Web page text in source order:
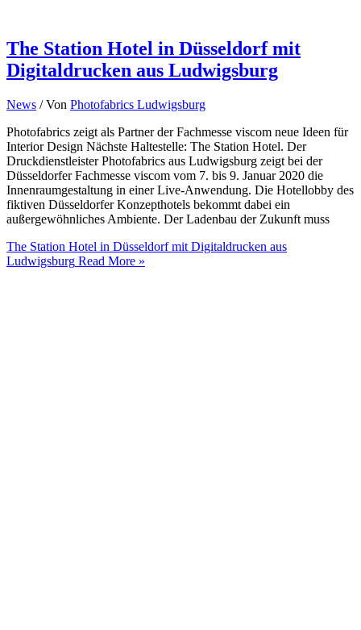
The Station Hotel in Düsseldorf mit
Digitaldrucken aus Ludwigsburg
News / Von Photofabrics Ludwigsburg
Photofabrics zeigt als Partner der Fachmesse viscom neue Ideen für
Interior Design Nächste Haltestelle: The Station Hotel. Der
Druckdienstleister Photofabrics aus Ludwigsburg zeigt bei der
Düsseldorfer Fachmesse viscom vom 7. bis 9. Januar 2020 die
Innenraumgestaltung in einer Live-Anwendung. Die Hotellobby des
fiktiven Düsseldorfer Konzepthotels bekommt dabei ein
außergewöhnliches Ambiente. Der Ladenbau der Zukunft muss
The Station Hotel in Düsseldorf mit Digitaldrucken aus
Ludwigsburg Read More »